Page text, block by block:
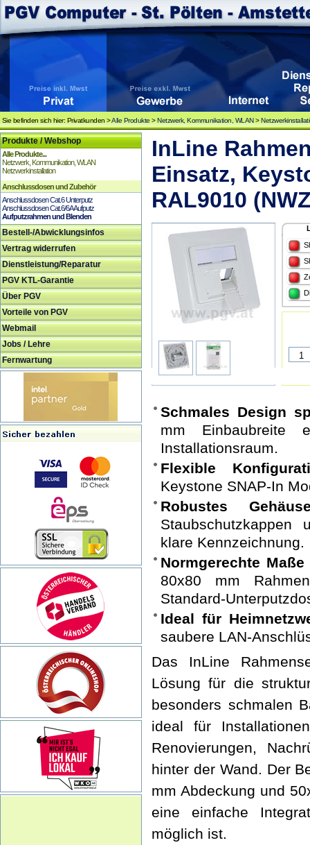
Sie befinden sich hier: Privatkunden >Alle Produkte >Netzwerk, Kommunikation, WLAN>
Produkte / Webshop
Alle Produkte...
Netzwerk, Kommunikation, WLAN
Netzwerkinstallation
Anschlussdosen und Zubehör
Anschlussdosen Cat.6 Unterputz
Anschlussdosen Cat.6/6A Aufputz
Aufputzrahmen und Blenden
Bestell-/Abwicklungsinfos
Vertrag widerrufen
Dienstleistung/Reparatur
PGV KTL-Garantie
Über PGV
Vorteile von PGV
Webmail
Jobs / Lehre
Fernwartung
InLine
Einsatz,
RAL9010
Schmales Design
mm Einbaubreite
Installationsraum.
Flexible
Keystone SNAP-In
Robustes
Staubschutzkappen
klare Kennzeichnung.
Normgerechte
80x80 mm
Standard-
Ideal für
saubere LAN-
Das InLine
Lösung für die
besonders schmalen
ideal für
Renovierungen,
hinter der Wand. Der
mm Abdeckung und
eine einfache
möglich ist.